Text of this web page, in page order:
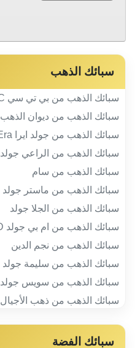
سبائك الذهب
سبائك الذهب من بي تي سي BTC
سبائك الذهب من ديوان الذهب
سبائك الذهب من جولد ايرا Gold Era
سبائك الذهب من الراعي جولد
سبائك الذهب من سام
سبائك الذهب من ماستر جولد
سبائك الذهب من الجلا جولد
سبائك الذهب من ام بي جولد MB GOLD
سبائك الذهب من نجم الدين
سبائك الذهب من سليمة جولد
سبائك الذهب من سويس جولد SWISS GOLD
سبائك الذهب من ذهب الأجيال
سبائك الفضة